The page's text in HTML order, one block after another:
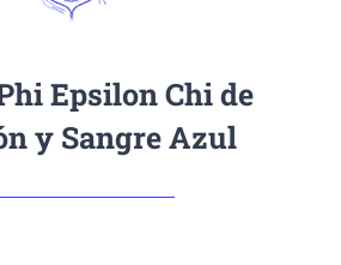
Epsilon Chi de
y Sangre Azul